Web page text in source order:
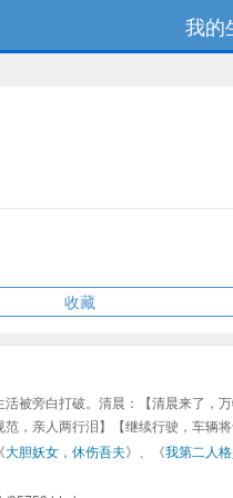
我的
收藏
被旁白打破。清晨：【清晨来了
，亲人两行泪】【继续行驶，车辆
大胆妖女，休伤吾夫》、《我第二人